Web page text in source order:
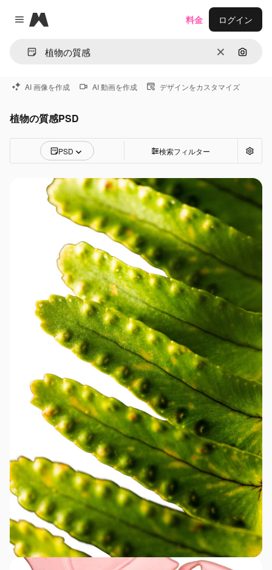
Close menu
Magnific
消去 画像で
料金 ログイン
AI 画像を作成 AI 動画を作成 デザインをカスタマイズ
植物の質感PSD
PSD 検索フィルター